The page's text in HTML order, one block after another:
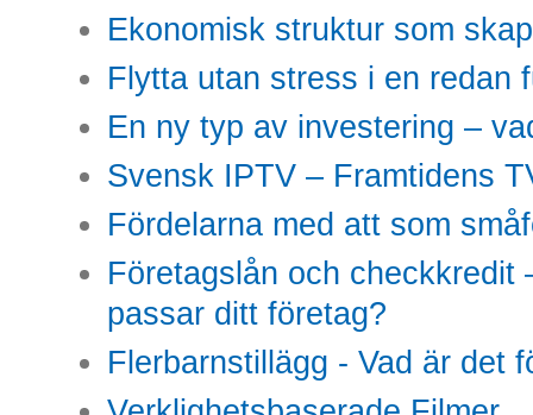
Ekonomisk struktur som
Flytta utan stress i en redan
En ny typ av investering –
Svensk IPTV – Framtidens
Fördelarna med att som
Företagslån och checkkredit
passar ditt företag?
Flerbarnstillägg - Vad är det